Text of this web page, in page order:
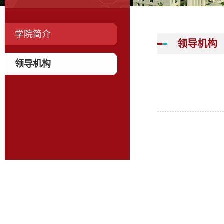
学院简介
领导机构
领导机构